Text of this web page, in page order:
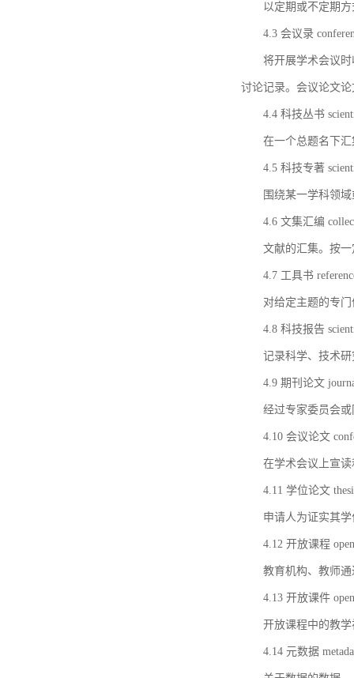
以定期或不定期
4.3 会议录
将开展学术会议
讨论记录。会议论文
4.4 科技丛书
在一个总题名下
4.5 科技专著
围绕某一学科领
4.6 文集汇编
文献的汇集。按
4.7 工具书
对给定主题的专
4.8 科技报告
记录科学、技术
4.9 期刊论文
经过专家委员会
4.10 会议论文
在学术会议上宣
4.11 学位论文
申请人为证实其
4.12 开放课程
教育机构、教师
4.13 开放课件
开放课程中的教
4.14 元数据